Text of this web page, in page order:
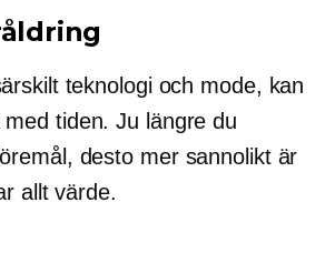
teknologi och mode, kan
med tiden. Ju längre du
desto mer sannolikt är
allt värde.